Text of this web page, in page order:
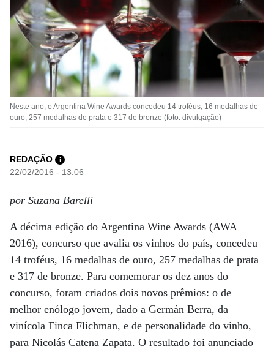
Neste ano, o Argentina Wine Awards concedeu 14 troféus, 16 medalhas de
ouro, 257 medalhas de prata e 317 de bronze (foto: divulgação)
REDAÇÃO i
22/02/2016 - 13:06
por Suzana Barelli
A décima edição do Argentina Wine Awards (AWA
2016), concurso que avalia os vinhos do país, concedeu
14 troféus, 16 medalhas de ouro, 257 medalhas de prata
e 317 de bronze. Para comemorar os dez anos do
concurso, foram criados dois novos prêmios: o de
melhor enólogo jovem, dado a Germán Berra, da
vinícola Finca Flichman, e de personalidade do vinho,
para Nicolás Catena Zapata. O resultado foi anunciado